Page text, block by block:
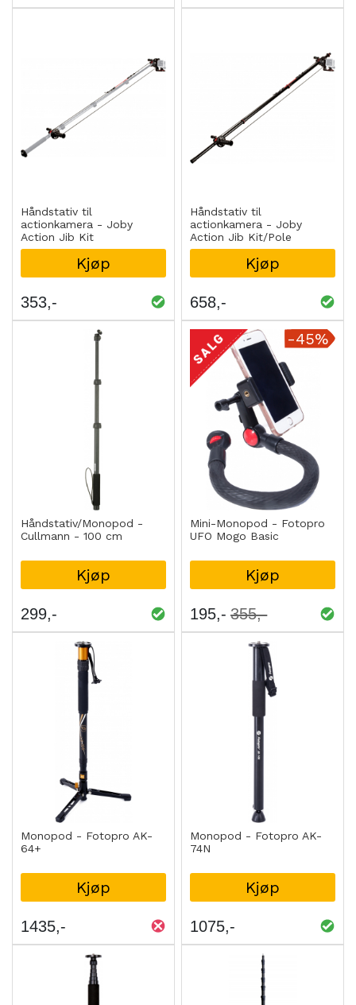
Håndstativ til
actionkamera - Joby
Action Jib Kit
Kjøp
353
Håndstativ til
actionkamera - Joby
Action Jib Kit/Pole
Kjøp
658
Håndstativ/Monopod -
Cullmann - 100 cm
Kjøp
299
-45%
Mini-Monopod - Fotopro
UFO Mogo Basic
Kjøp
195 355
Monopod - Fotopro AK-
64+
Kjøp
1435
Monopod - Fotopro AK-
74N
Kjøp
1075